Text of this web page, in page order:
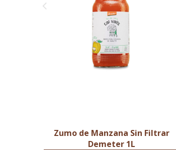
Zumo de Manzana Sin Filtrar
Demeter 1L